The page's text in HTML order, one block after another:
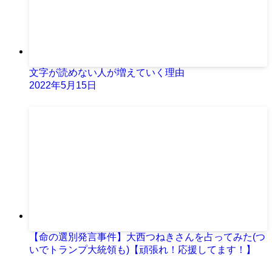
文字が読めない人が増えていく理由
2022年5月15日
【命の選別発言事件】大西つねきさんを占ってみた(つ
いでトランプ大統領も)【頑張れ！応援してます！】